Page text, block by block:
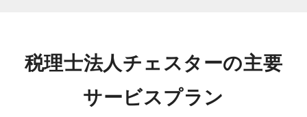
税理士法人チェスターの主要
サービスプラン